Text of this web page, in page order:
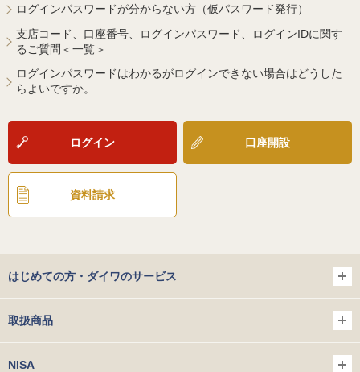
ログインパスワードが分からない方（仮パスワード発行）
支店コード、口座番号、ログインパスワード、ログインIDに関す
るご質問＜一覧＞
ログインパスワードはわかるがログインできない場合はどうした
らよいですか。
ログイン 口座開設
資料請求
はじめての方・ダイワのサービス
取扱商品
NISA